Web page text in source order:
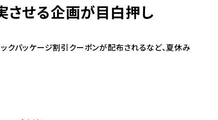
させる企画が目白押し
クパッケージ割引クーポンが配布されるなど、夏休み